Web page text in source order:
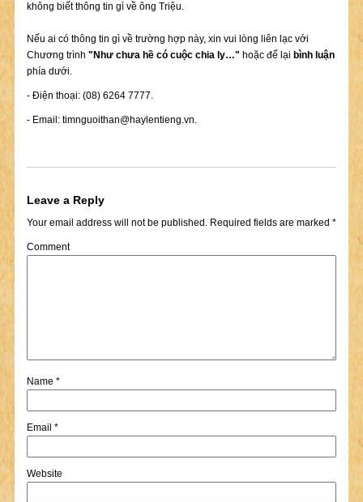
không biết thông tin gì về ông Triệu.
Nếu ai có thông tin gì về trường hợp này, xin vui lòng liên lạc với
Chương trình "Như chưa hề có cuộc chia ly…" hoặc để lại bình luận
phía dưới.
- Điện thoại: (08) 6264 7777.
- Email: timnguoithan@haylentieng.vn.
Leave a Reply
Your email address will not be published.Required fields are marked *
Comment
Name *
Email *
Website